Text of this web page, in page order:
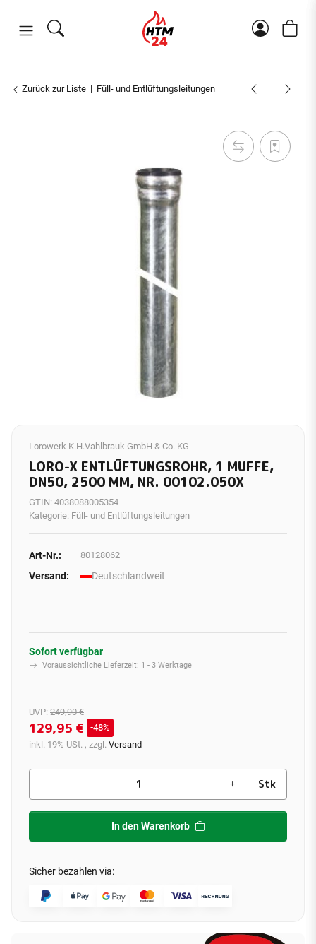
Zurück zur Liste Füll- und Entlüftungsleitungen
Lorowerk K.H.Vahlbrauk GmbH & Co. KG
LORO-X ENTLÜFTUNGSROHR, 1 MUFFE,
DN50, 2500 MM, NR. 00102.050X
GTIN: 4038088005354
Kategorie: Füll- und Entlüftungsleitungen
Art-Nr.: 80128062
Versand: Deutschlandweit
Sofort verfügbar
Voraussichtliche Lieferzeit: 1 - 3 Werktage
UVP: 249,90 €
129,95 €
48%
inkl. 19% USt. , zzgl. Versand
Stk
In den Warenkorb
Sicher bezahlen via: